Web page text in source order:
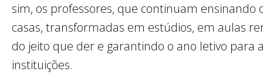
sim, os professores, que continuam ensinando
casas, transformadas em estúdios, em aulas
do jeito que der e garantindo o ano letivo para
instituições.